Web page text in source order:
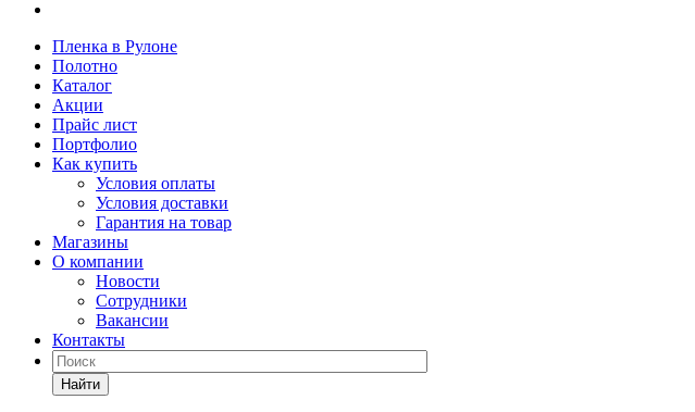
Пленка в Рулоне
Полотно
Каталог
Акции
Прайс лист
Портфолио
Как купить
Условия оплаты
Условия доставки
Гарантия на товар
Магазины
О компании
Новости
Сотрудники
Вакансии
Контакты
Найти